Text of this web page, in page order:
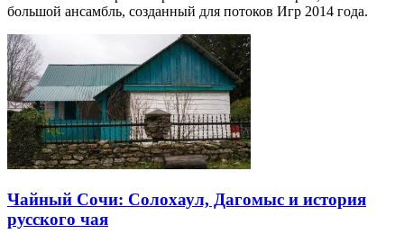
большой ансамбль, созданный для потоков Игр 2014 года.
Чайный Сочи: Солохаул, Дагомыс и история
русского чая